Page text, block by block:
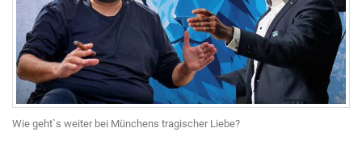
Wie geht`s weiter bei Münchens tragischer Liebe?